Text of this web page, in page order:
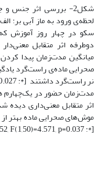
شکل2- بررسی اثر
لحظه‌ی ورود به ماز آبی بر:
سکو در چهار روز آموزش که
دوطرفه اثر متقابل
میانگین مدت‌زمان پیدا
صحرایی ماده‌ی راست‌گرد
مدت‌زمان حضور در یک‌چهارم
اثر متقابل معنی‌داری دیده
موش‌های صحرایی ماده‌ بهتر
[*: n=52, F(1,50)=4.571, p=0.037].